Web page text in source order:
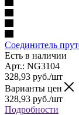
Соединитель
Есть в наличии
Арт.: NG3104
328,93 руб./шт
Варианты цен
328,93 руб./шт
Подробности